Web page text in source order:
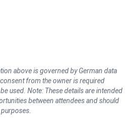
above is governed by German data
from the owner is required
used. Note: These details are intended
between attendees and should